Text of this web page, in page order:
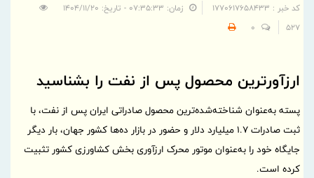
کد خبر : 1770617658433
زمان: ۰۷:۳۵:۳۳ - تاریخ: ۱۴۰۴/۱۱/۲۰
527
0
ارزآورترین محصول پس از نفت را بشناسید
پسته به‌عنوان شناخته‌شده‌ترین محصول صادراتی ایران پس از نفت، با
ثبت صادرات 1.7 میلیارد دلار و حضور در بازار ده‌ها کشور جهان، بار دیگر
جایگاه خود را به‌عنوان موتور محرک ارزآوری بخش کشاورزی کشور تثبیت
کرده است.